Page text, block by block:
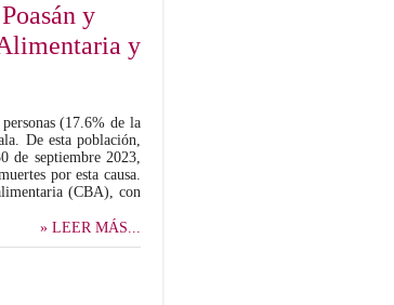
y
y
(17.6% de la
De esta población,
de septiembre 2023,
por esta causa.
(CBA), con
» LEER MÁS...